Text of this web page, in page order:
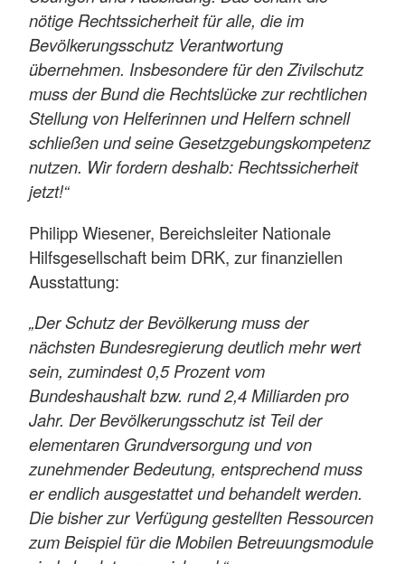
nötige Rechtssicherheit für alle, die im
Bevölkerungsschutz Verantwortung
übernehmen. Insbesondere für den Zivilschutz
muss der Bund die Rechtslücke zur rechtlichen
Stellung von Helferinnen und Helfern schnell
schließen und seine Gesetzgebungskompetenz
nutzen. Wir fordern deshalb: Rechtssicherheit
jetzt!“
Philipp Wiesener, Bereichsleiter Nationale
Hilfsgesellschaft beim DRK, zur finanziellen
Ausstattung:
„Der Schutz der Bevölkerung muss der
nächsten Bundesregierung deutlich mehr wert
sein, zumindest 0,5 Prozent vom
Bundeshaushalt bzw. rund 2,4 Milliarden pro
Jahr. Der Bevölkerungsschutz ist Teil der
elementaren Grundversorgung und von
zunehmender Bedeutung, entsprechend muss
er endlich ausgestattet und behandelt werden.
Die bisher zur Verfügung gestellten Ressourcen
zum Beispiel für die Mobilen Betreuungsmodule